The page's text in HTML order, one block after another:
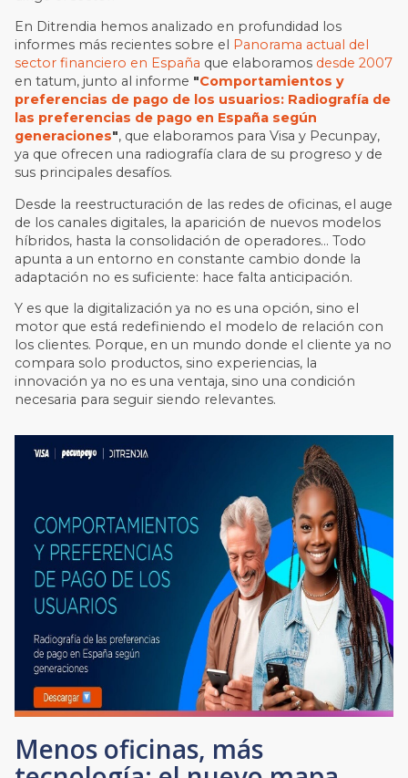
En Ditrendia hemos analizado en profundidad los
informes más recientes sobre el Panorama actual del
sector financiero en España que elaboramos desde 2007
en tatum, junto al informe "Comportamientos y
preferencias de pago de los usuarios: Radiografía de
las preferencias de pago en España según
generaciones", que elaboramos paraVisay Pecunpay,
ya que ofrecen una radiografía clara de su progreso y de
sus principales desafíos.
Desde la reestructuración de las redes de oficinas, el auge
de los canales digitales, la aparición de nuevos modelos
híbridos, hasta la consolidación de operadores... Todo
apunta a un entorno en constante cambio donde la
adaptación no es suficiente: hace falta anticipación.
Y es que la digitalización ya no es una opción, sino el
motor que está redefiniendo el modelo de relación con
los clientes. Porque, en un mundo donde el cliente ya no
compara solo productos, sino experiencias, la
innovación ya no es una ventaja, sino una condición
necesaria para seguir siendo relevantes.
Menos oficinas, más